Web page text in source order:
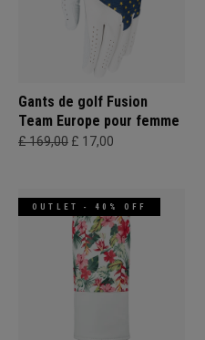
Gants de golf Fusion
Team Europe pour femme
£ 169,00 £ 17,00
OUTLET - 40% OFF